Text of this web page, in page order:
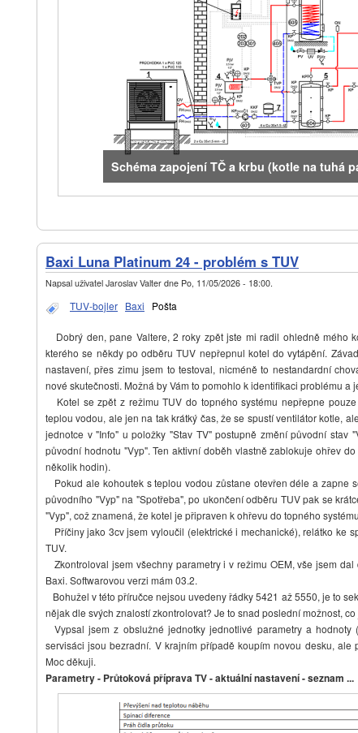
Schéma zapojení TČ a krbu (kotle na tuhá
Baxi Luna Platinum 24 - problém s TUV
Napsal uživatel Jaroslav Valter dne Po, 11/05/2026 - 18:00
TUV-bojler Baxi Pošta
Dobrý den, pane Valtere, 2 roky zpět jste mi radil ohledně mého
kterého se někdy po odběru TUV nepřepnul kotel do vytápění.
nastavení, přes zimu jsem to testoval, nicméně to nestandardní
nové skutečnosti. Možná by Vám to pomohlo k identifikaci problému a
Kotel se zpět z režimu TUV do topného systému nepřepne
teplou vodou, ale jen na tak krátký čas, že se spustí ventilátor kotle,
jednotce v "Info" u položky "Stav TV" postupně změní původní stav
původní hodnotu "Vyp". Ten aktivní doběh vlastně zablokuje ohřev
několik hodin).
Pokud ale kohoutek s teplou vodou zůstane otevřen déle a zapne
původního "Vyp" na "Spotřeba", po ukončení odběru TUV pak se
"Vyp", což znamená, že kotel je připraven k ohřevu do topného
Příčiny jako 3cv jsem vyloučil (elektrické i mechanické), relátko ke
TUV.
Zkontroloval jsem všechny parametry i v režimu OEM, vše jsem
Baxi. Softwarovou verzi mám 03.2.
Bohužel v této příručce nejsou uvedeny řádky 5421 až 5550, je to
nějak dle svých znalostí zkontrolovat? Je to snad poslední možnost,
Vypsal jsem z obslužné jednotky jednotlivé parametry a hodnoty
servisáci jsou bezradní. V krajním případě koupím novou desku, ale
Moc děkuji.
Parametry - Průtoková příprava TV - aktuální nastavení - seznam ...